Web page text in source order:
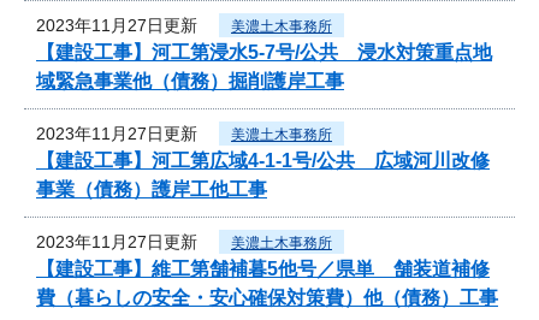
2023年11月27日更新 美濃土木事務所
【建設工事】河工第浸水5-7号/公共 浸水対策重点地
域緊急事業他（債務）掘削護岸工事
2023年11月27日更新 美濃土木事務所
【建設工事】河工第広域4-1-1号/公共 広域河川改修
事業（債務）護岸工他工事
2023年11月27日更新 美濃土木事務所
【建設工事】維工第舗補暮5他号／県単 舗装道補修
費（暮らしの安全・安心確保対策費）他（債務）工事